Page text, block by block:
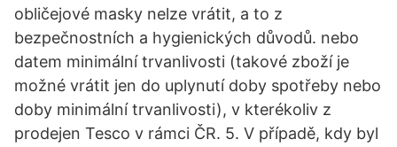
obličejové masky nelze vrátit, a to z
bezpečnostních a hygienických důvodů. nebo
datem minimální trvanlivosti (takové zboží je
možné vrátit jen do uplynutí doby spotřeby nebo
doby minimální trvanlivosti), v kterékoliv z
prodejen Tesco v rámci ČR. 5. V případě, kdy byl